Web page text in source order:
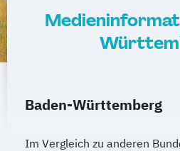
Baden-Württemberg
Im Vergleich zu anderen